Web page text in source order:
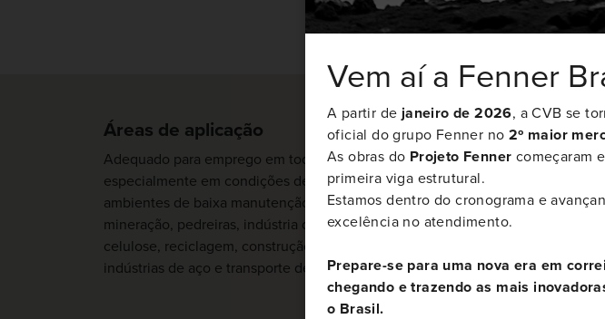
Áreas de aplicação
Adequado para emprego em todas as áreas,
especialmente em condições de alto impacto e
ambientes de baixa manutenção, incluindo
mineração, pedreiras, indústria de madeira, papel e
celulose, reciclagem, construção de estradas e
indústrias de aço e transporte de mercadorias.
Disponibilidade
UsFlex está disponível
à ruptura de 245 até
762 até 2.200mm. As
fornecidas com todos
com outras resistências
larguras de 762mm a
Vem aí a Fenner
A partir de janeiro de 2026, a CVB se
oficial do grupo Fenner no 2º maior
As obras do Projeto Fenner começaram
primeira viga estrutural.
Estamos dentro do cronograma e
excelência no atendimento.
Prepare-se para uma nova era em
chegando e trazendo as mais
o Brasil.